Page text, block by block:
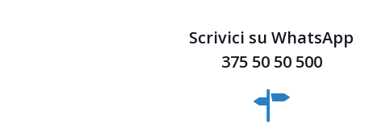
Scrivici su WhatsApp
375 50 50 500